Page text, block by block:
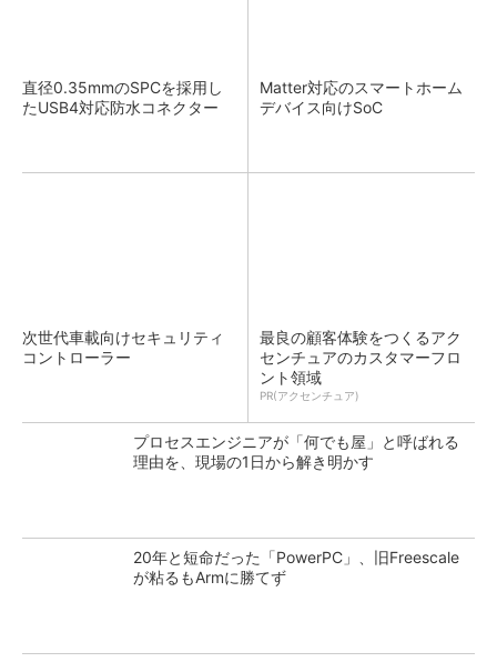
直径0.35mmのSPCを採用し
たUSB4対応防水コネクター
Matter対応のスマートホーム
デバイス向けSoC
次世代車載向けセキュリティ
コントローラー
最良の顧客体験をつくるアク
センチュアのカスタマーフロ
ント領域
PR(アクセンチュア)
プロセスエンジニアが「何でも屋」と呼ばれる
理由を、現場の1日から解き明かす
20年と短命だった「PowerPC」、旧Freescale
が粘るもArmに勝てず